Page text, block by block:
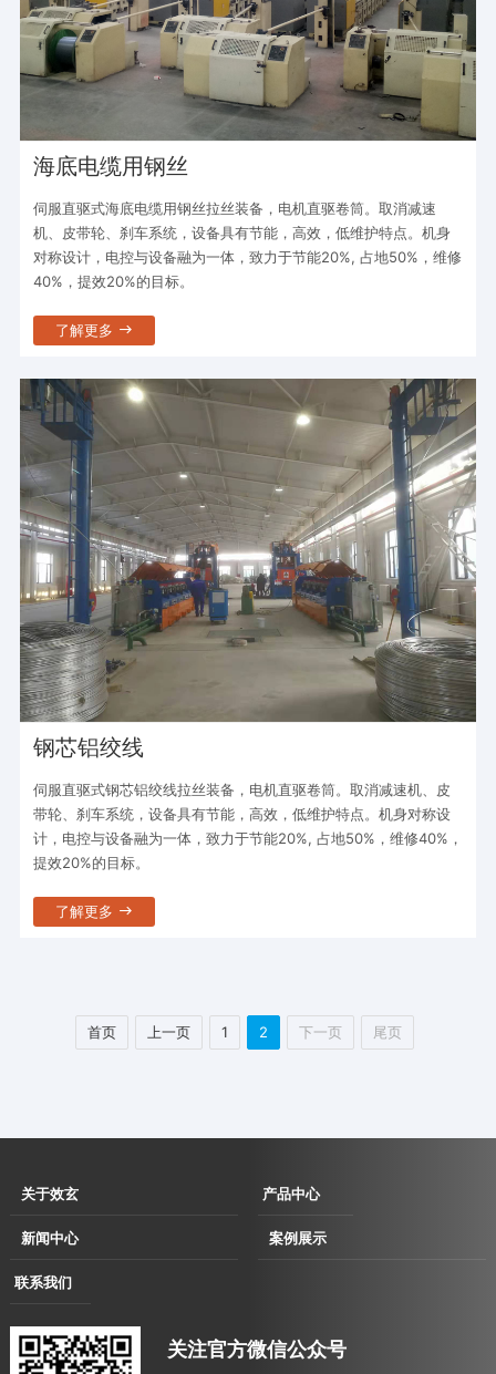
海底电缆用钢丝
伺服直驱式海底电缆用钢丝拉丝装备，电机直驱卷筒。取消减速
机、皮带轮、刹车系统，设备具有节能，高效，低维护特点。机身
对称设计，电控与设备融为一体，致力于节能20%, 占地50%，维修
40%，提效20%的目标。
了解更多
钢芯铝绞线
伺服直驱式钢芯铝绞线拉丝装备，电机直驱卷筒。取消减速机、皮
带轮、刹车系统，设备具有节能，高效，低维护特点。机身对称设
计，电控与设备融为一体，致力于节能20%, 占地50%，维修40%，
提效20%的目标。
了解更多
首页 上一页 1 2 下一页 尾页
关于效玄
企业简介
发展历程
资质荣誉
产品中心
伺服直驱拉丝
消费品
新闻中心
企业动态
案例展示
合作案例
联系我们
电子地图
关注官方微信公众号